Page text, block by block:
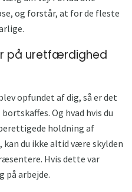
og forstår, at for de fleste
på uretfærdighed
opfundet af dig, så er det
Og hvad hvis du
holdning af
du ikke altid være skylden
Hvis dette var
på arbejde.